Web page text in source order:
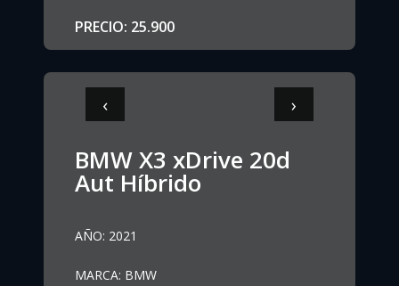
PRECIO: 25.900
‹ ›
BMW X3 xDrive 20d
Aut Híbrido
AÑO: 2021
MARCA: BMW